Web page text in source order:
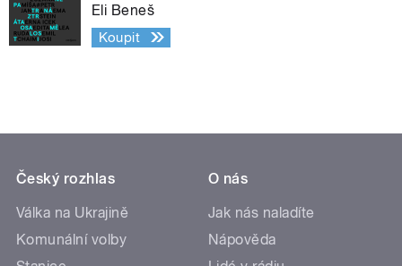
Eli Beneš
Koupit
Český rozhlas
Válka na Ukrajině
Komunální volby
O nás
Jak nás naladíte
Nápověda